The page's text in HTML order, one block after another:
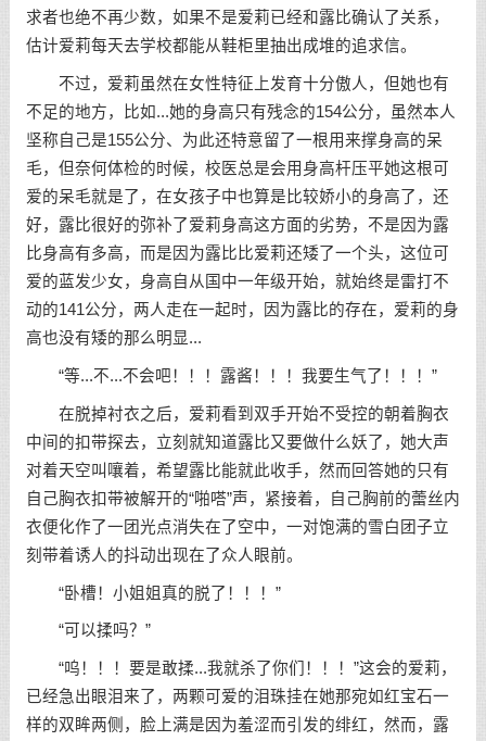
求者也绝不再少数，如果不是爱莉已经和露比确认了关系，
估计爱莉每天去学校都能从鞋柜里抽出成堆的追求信。
不过，爱莉虽然在女性特征上发育十分傲人，但她也有
不足的地方，比如...她的身高只有残念的154公分，虽然本人
坚称自己是155公分、为此还特意留了一根用来撑身高的呆
毛，但奈何体检的时候，校医总是会用身高杆压平她这根可
爱的呆毛就是了，在女孩子中也算是比较娇小的身高了，还
好，露比很好的弥补了爱莉身高这方面的劣势，不是因为露
比身高有多高，而是因为露比比爱莉还矮了一个头，这位可
爱的蓝发少女，身高自从国中一年级开始，就始终是雷打不
动的141公分，两人走在一起时，因为露比的存在，爱莉的身
高也没有矮的那么明显...
“等...不...不会吧！！！露酱！！！我要生气了！！！”
在脱掉衬衣之后，爱莉看到双手开始不受控的朝着胸衣
中间的扣带探去，立刻就知道露比又要做什么妖了，她大声
对着天空叫嚷着，希望露比能就此收手，然而回答她的只有
自己胸衣扣带被解开的“啪嗒”声，紧接着，自己胸前的蕾丝内
衣便化作了一团光点消失在了空中，一对饱满的雪白团子立
刻带着诱人的抖动出现在了众人眼前。
“卧槽！小姐姐真的脱了！！！”
“可以揉吗？”
“呜！！！要是敢揉...我就杀了你们！！！”这会的爱莉，
已经急出眼泪来了，两颗可爱的泪珠挂在她那宛如红宝石一
样的双眸两侧，脸上满是因为羞涩而引发的绯红，然而，露